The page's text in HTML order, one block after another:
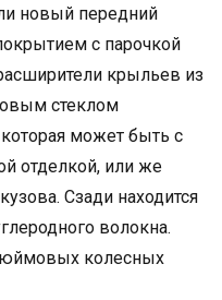
новый передний
с парочкой
крыльев из
стеклом
может быть с
отделкой, или же
Сзади находится
волокна.
колесных